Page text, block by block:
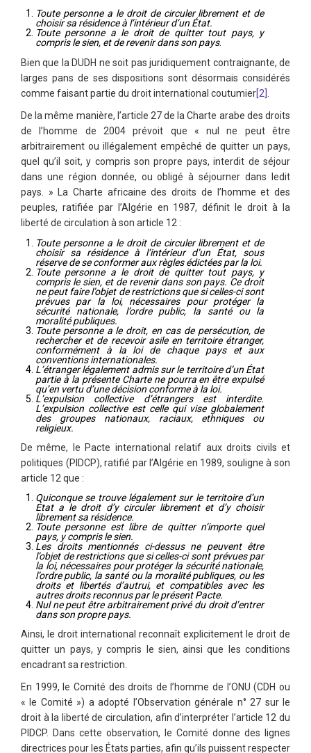
Toute personne a le droit de circuler librement et de
choisir sa résidence à l’intérieur d’un État.
Toute personne a le droit de quitter tout pays, y
compris le sien, et de revenir dans son pays.
Bien que la DUDH ne soit pas juridiquement contraignante, de
larges pans de ses dispositions sont désormais considérés
comme faisant partie du droit international coutumier[2]
De la même manière, l’article 27 de la Charte arabe des droits
de l’homme de 2004 prévoit que « nul ne peut être
arbitrairement ou illégalement empêché de quitter un pays,
quel qu’il soit, y compris son propre pays, interdit de séjour
dans une région donnée, ou obligé à séjourner dans ledit
pays. » La Charte africaine des droits de l’homme et des
peuples, ratifiée par l’Algérie en 1987, définit le droit à la
liberté de circulation à son article 12 :
Toute personne a le droit de circuler librement et de
choisir sa résidence à l’intérieur d’un État, sous
réserve de se conformer aux règles édictées par la loi.
Toute personne a le droit de quitter tout pays, y
compris le sien, et de revenir dans son pays. Ce droit
ne peut faire l’objet de restrictions que si celles-ci sont
prévues par la loi, nécessaires pour protéger la
sécurité nationale, l’ordre public, la santé ou la
moralité publiques.
Toute personne a le droit, en cas de persécution, de
rechercher et de recevoir asile en territoire étranger,
conformément à la loi de chaque pays et aux
conventions internationales.
L’étranger légalement admis sur le territoire d’un État
partie à la présente Charte ne pourra en être expulsé
qu’en vertu d’une décision conforme à la loi.
L’expulsion collective d’étrangers est interdite.
L’expulsion collective est celle qui vise globalement
des groupes nationaux, raciaux, ethniques ou
religieux.
De même, le Pacte international relatif aux droits civils et
politiques (PIDCP), ratifié par l’Algérie en 1989, souligne à son
article 12 que :
Quiconque se trouve légalement sur le territoire d’un
État a le droit d’y circuler librement et d’y choisir
librement sa résidence.
Toute personne est libre de quitter n’importe quel
pays, y compris le sien.
Les droits mentionnés ci-dessus ne peuvent être
l’objet de restrictions que si celles-ci sont prévues par
la loi, nécessaires pour protéger la sécurité nationale,
l’ordre public, la santé ou la moralité publiques, ou les
droits et libertés d’autrui, et compatibles avec les
autres droits reconnus par le présent Pacte.
Nul ne peut être arbitrairement privé du droit d’entrer
dans son propre pays.
Ainsi, le droit international reconnaît explicitement le droit de
quitter un pays, y compris le sien, ainsi que les conditions
encadrant sa restriction.
En 1999, le Comité des droits de l’homme de l’ONU (CDH ou
« le Comité ») a adopté l’Observation générale n° 27 sur le
droit à la liberté de circulation, afin d’interpréter l’article 12 du
PIDCP. Dans cette observation, le Comité donne des lignes
directrices pour les États parties, afin qu’ils puissent respecter